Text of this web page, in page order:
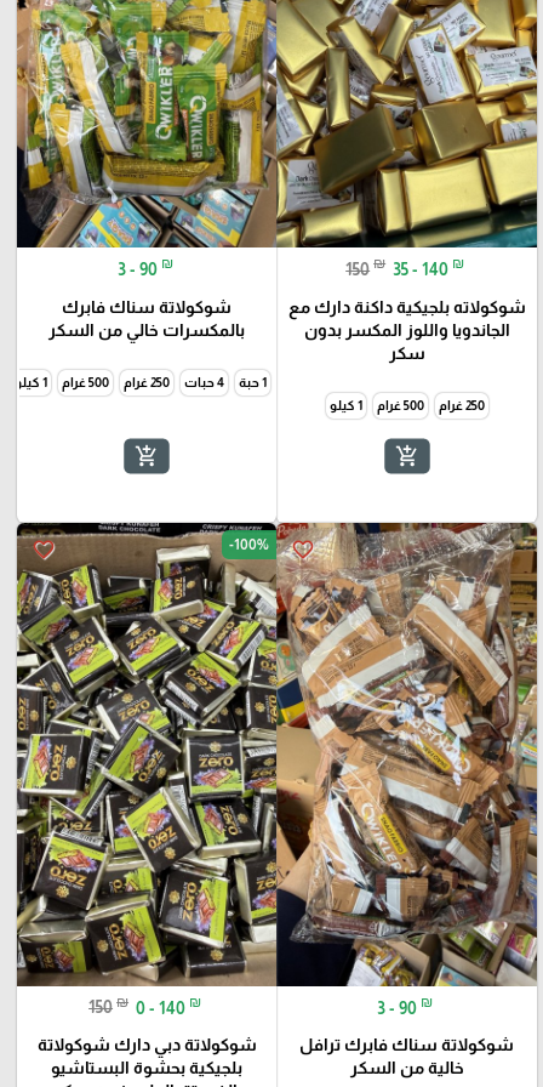
150 ₪ 35 - 140 ₪
شوكولاته بلجيكية داكنة دارك مع
الجاندويا واللوز المكسر بدون
سكر
250 غرام 500 غرام 1 كيلو
add_shopping_cart
3 - 90 ₪
شوكولاتة سناك فابرك
بالمكسرات خالي من السكر
1 حبة 4 حبات 250 غرام 500 غرام 1 كيلو
add_shopping_cart
favorite_border
3 - 90 ₪
شوكولاتة سناك فابرك ترافل
خالية من السكر
favorite_border -100%
150 ₪ 0 - 140 ₪
شوكولاتة دبي دارك شوكولاتة
بلجيكية بحشوة البستاشيو